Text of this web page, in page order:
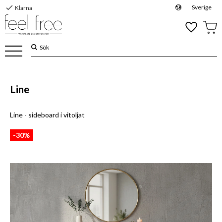
Meny
check Klarna Sverige
Favoriter
Line
Line - sideboard i vitoljat
30%